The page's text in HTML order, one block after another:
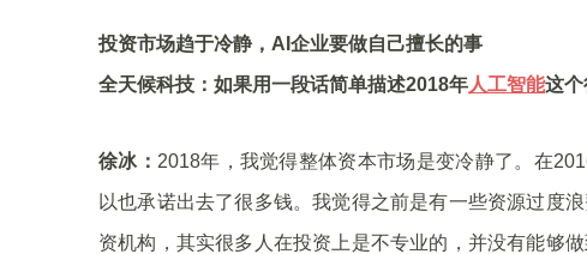
投资市场趋于冷静，AI企业要做自己擅长的事
全天候科技：如果用一段话简单描述2018年人工智能这个
徐冰： 2018年，我觉得整体资本市场是变冷静了。在
以也承诺出去了很多钱。我觉得之前是有一些资源过度
资机构，其实很多人在投资上是不专业的，并没有能够